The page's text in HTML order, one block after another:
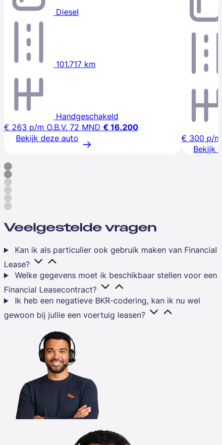
Diesel
101.717 km
Handgeschakeld
€ 263 p/m O.B.V. 72 MND € 16.200
Bekijk deze auto
€ 300 p/m
Bekijk
Veelgestelde vragen
Kan ik als particulier ook gebruik maken van Financial
Lease?
Welke gegevens moet ik beschikbaar stellen voor een
Financial Leasecontract?
Ik heb een negatieve BKR-codering, kan ik nu wel
gewoon bij jullie een voertuig leasen?